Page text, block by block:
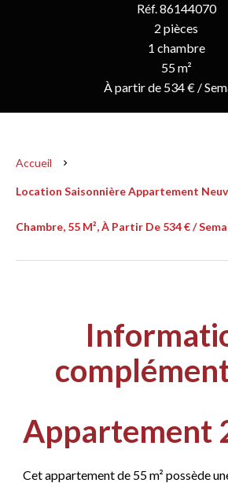
Réf. 86144070
2 pièces
1 chambre
55 m²
À partir de 534 € /
Accueil
Location Saisonnière Appartement
Chambre, 55 M², À Partir De 534 € /
Appartement
Cet appartement de 55 m² possède